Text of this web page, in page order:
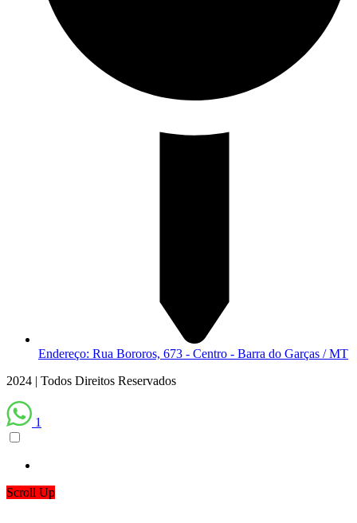
Endereço: Rua Bororos, 673 - Centro - Barra do Garças / MT
2024 | Todos Direitos Reservados
1
Scroll Up